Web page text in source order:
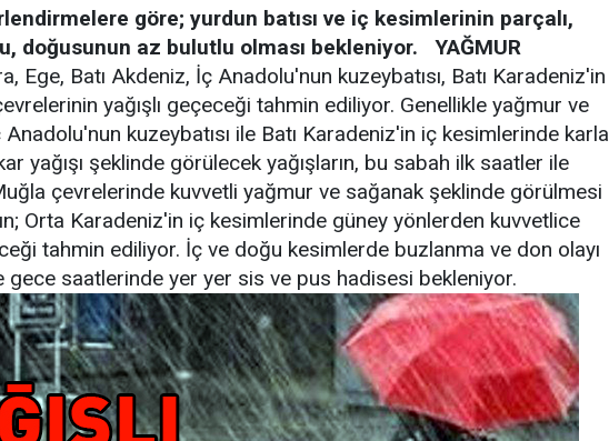
göre; yurdun batısı ve iç kesimlerinin parçalı,
doğusunun az bulutlu olması bekleniyor.
YAĞMUR
Ege, Batı Akdeniz, İç Anadolu'nun kuzeybatısı, Batı Karadeniz'in
çevrelerinin yağışlı geçeceği tahmin ediliyor. Genellikle yağmur ve
kuzeybatısı ile Batı Karadeniz'in iç kesimlerinde karla
yağışı şeklinde görülecek yağışların, bu sabah ilk saatler ile
çevrelerinde kuvvetli yağmur ve sağanak şeklinde görülmesi
Orta Karadeniz'in iç kesimlerinde güney yönlerden kuvvetlice
tahmin ediliyor. İç ve doğu kesimlerde buzlanma ve don olayı
gece saatlerinde yer yer sis ve pus hadisesi bekleniyor.